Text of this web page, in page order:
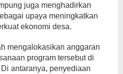
juga menghadirkan
upaya meningkatkan
ekonomi desa.
mengalokasikan anggaran
program tersebut di
antaranya, penyediaan